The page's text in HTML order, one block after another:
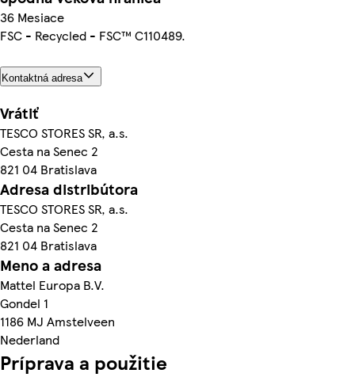
36 Mesiace
FSC - Recycled - FSC™ C110489.
Kontaktná adresa
Vrátiť
TESCO STORES SR, a.s.
Cesta na Senec 2
821 04 Bratislava
Adresa distribútora
TESCO STORES SR, a.s.
Cesta na Senec 2
821 04 Bratislava
Meno a adresa
Mattel Europa B.V.
Gondel 1
1186 MJ Amstelveen
Nederland
Príprava a použitie